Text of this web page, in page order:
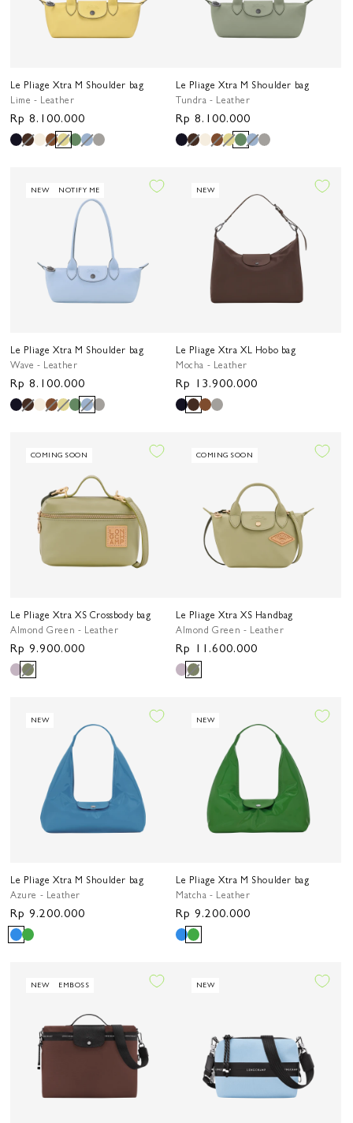
Le Pliage Xtra M Shoulder bag
Lime - Leather
Harga
reguler
Rp 8.100.000
Le Pliage Xtra M Shoulder bag
Tundra - Leather
Harga
reguler
Rp 8.100.000
NEW NOTIFY ME
Le Pliage Xtra M Shoulder bag
Wave - Leather
Harga
reguler
Rp 8.100.000
NEW
Le Pliage Xtra XL Hobo bag
Mocha - Leather
Harga
reguler
Rp 13.900.000
COMING SOON
Le Pliage Xtra XS Crossbody bag
Almond Green - Leather
Harga
reguler
Rp 9.900.000
COMING SOON
Le Pliage Xtra XS Handbag
Almond Green - Leather
Harga
reguler
Rp 11.600.000
NEW
Le Pliage Xtra M Shoulder bag
Azure - Leather
Harga
reguler
Rp 9.200.000
NEW
Le Pliage Xtra M Shoulder bag
Matcha - Leather
Harga
reguler
Rp 9.200.000
NEW EMBOSS NEW